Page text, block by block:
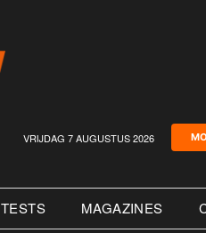
VRIJDAG 7 AUGUSTUS 2026
TESTS MAGAZINES